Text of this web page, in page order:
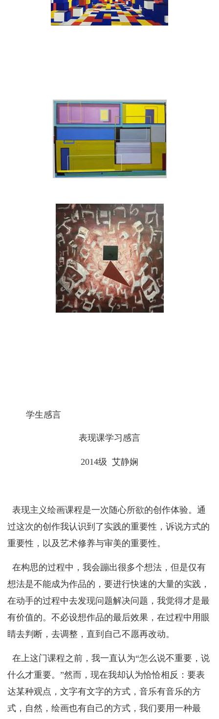
学生感言
表现课学习感言
2014级 艾静娴
表现主义绘画课程是一次随心所欲的创作体验。通
过这次的创作我认识到了实践的重要性，诉说方式的
重要性，以及艺术修养与审美的重要性。
在构思的过程中，我会蹦出很多个想法，但是仅有
想法是不能成为作品的，要进行快速的大量的实践，
在动手的过程中去发现问题解决问题，我觉得才是最
有价值的。不必设想作品的最后效果，在过程中用眼
睛去判断，去调整，直到自己不愿再改动。
在上这门课程之前，我一直认为“怎么说不重要，说
什么才重要。”然而，现在我却认为恰恰相反：要表
达某种观点，文字有文字的方式，音乐有音乐的方
式，自然，绘画也有自己的方式，我们要用一种最